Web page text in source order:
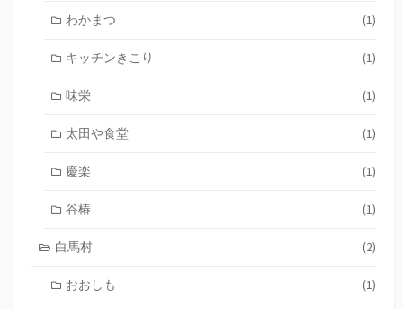
わかまつ (1)
キッチンきこり (1)
味栄 (1)
太田や食堂 (1)
慶楽 (1)
谷椿 (1)
白馬村 (2)
おおしも (1)